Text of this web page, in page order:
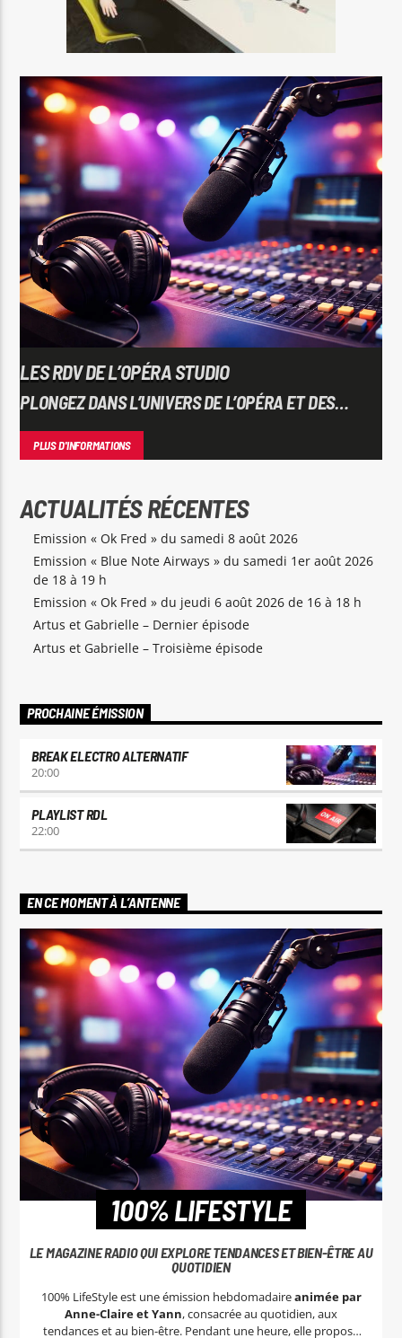
LES RDV DE L’OPÉRA STUDIO
PLONGEZ DANS L’UNIVERS DE L’OPÉRA ET DES
PLUS D'INFORMATIONS
ACTUALITÉS RÉCENTES
Emission « Ok Fred » du samedi 8 août 2026
Emission « Blue Note Airways » du samedi 1er août 2026
de 18 à 19 h
Emission « Ok Fred » du jeudi 6 août 2026 de 16 à 18 h
Artus et Gabrielle – Dernier épisode
Artus et Gabrielle – Troisième épisode
PROCHAINE ÉMISSION
BREAK ELECTRO ALTERNATIF
20:00
PLAYLIST RDL
22:00
EN CE MOMENT À L’ANTENNE
100% LIFESTYLE
LE MAGAZINE RADIO QUI EXPLORE TENDANCES ET BIEN-ÊTRE AU
QUOTIDIEN
100% LifeStyle est une émission hebdomadaireanimée par
Anne-Claire et Yann, consacrée au quotidien, aux
tendances et au bien-être. Pendant une heure, elle propose